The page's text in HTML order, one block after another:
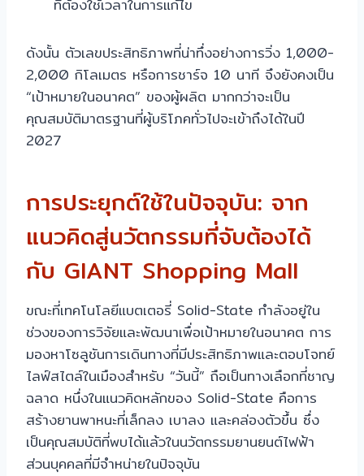
ที่ต้องใช้เวลาในการแก้ไข
ดังนั้น ตัวเลขประสิทธิภาพที่น่าทึ่งอย่างการวิ่ง 1,000-
2,000 กิโลเมตร หรือการชาร์จ 10 นาที จึงยังคงเป็น
“เป้าหมายในอนาคต” ของผู้ผลิต มากกว่าจะเป็น
คุณสมบัติมาตรฐานที่ผู้บริโภคทั่วไปจะเข้าถึงได้ในปี
2027
การประยุกต์ใช้ในปัจจุบัน: จาก
แนวคิดสู่นวัตกรรมที่จับต้องได้
กับ GIANT Shopping Mall
ขณะที่เทคโนโลยีแบตเตอรี่ Solid-State กำลังอยู่ใน
ช่วงของการวิจัยและพัฒนาเพื่อเป้าหมายในอนาคต การ
มองหาโซลูชันการเดินทางที่มีประสิทธิภาพและตอบโจทย์
ไลฟ์สไตล์ในเมืองสำหรับ “วันนี้” ถือเป็นทางเลือกที่ชาญ
ฉลาด หนึ่งในแนวคิดหลักของ Solid-State คือการ
สร้างยานพาหนะที่เล็กลง เบาลง และคล่องตัวขึ้น ซึ่ง
เป็นคุณสมบัติที่พบได้แล้วในนวัตกรรมยานยนต์ไฟฟ้า
ส่วนบุคคลที่มีจำหน่ายในปัจจุบัน